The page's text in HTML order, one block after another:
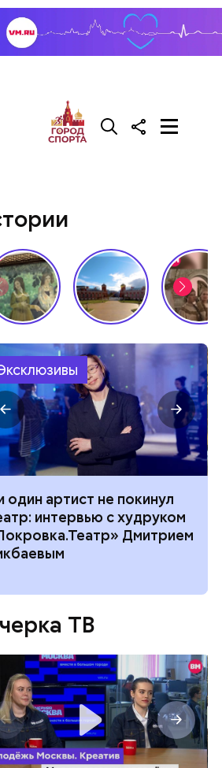
один артист не покинул
интервью с худруком
Дмитрием
ТВ